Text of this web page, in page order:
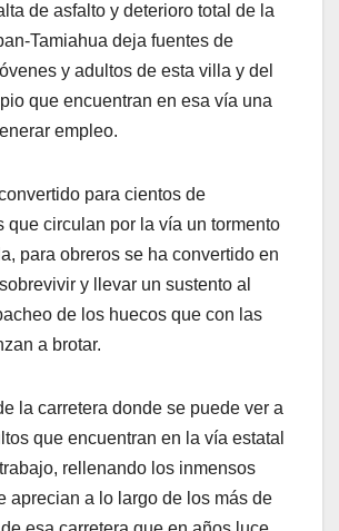
de asfalto y deterioro total de la
Tamiahua deja fuentes de
y adultos de esta villa y del
que encuentran en esa vía una
empleo.
para cientos de
que circulan por la vía un tormento
para obreros se ha convertido en
y llevar un sustento al
de los huecos que con las
a brotar.
la carretera donde se puede ver a
que encuentran en la vía estatal
rellenando los inmensos
aprecian a lo largo de los más de